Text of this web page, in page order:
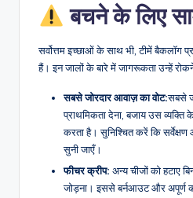
बचने के लिए
सर्वोत्तम इच्छाओं के साथ भी, टीमें
हैं। इन जालों के बारे में जागरूकता उन्हें
सबसे जोरदार आवाज़ का वोट:सबसे
प्राथमिकता देना, बजाय उस
करता है। सुनिश्चित करें कि
सुनी जाएँ।
फीचर क्रीप: अन्य चीजों को हटाए
जोड़ना। इससे बर्नआउट और अपूर्ण